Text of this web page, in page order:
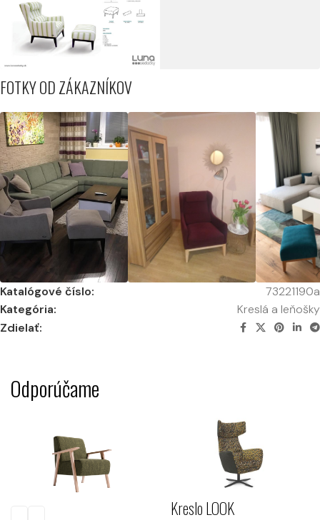
FOTKY OD ZÁKAZNÍKOV
Katalógové číslo:
73221190a
Kategória:
Kreslá a leňošky
Zdielať:
Odporúčame
Kreslo LOOK